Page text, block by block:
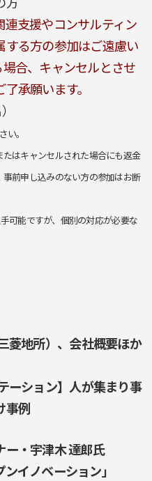
支援やコンサルティン
る方の参加はご遠慮い
合、キャンセルとさせ
承願います。
。
はキャンセルされた場合にも返金
前申し込みのない方の参加はお断
可能ですが、個別の対応が必要な
地所）、会社概要ほか
ション】人が集まり事
事例
・宇津木 達郎氏
イノベーション」